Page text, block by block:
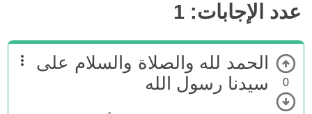
عدد الإجابات: 1
0
الحمد لله والصلاة والسلام على
سيدنا رسول الله